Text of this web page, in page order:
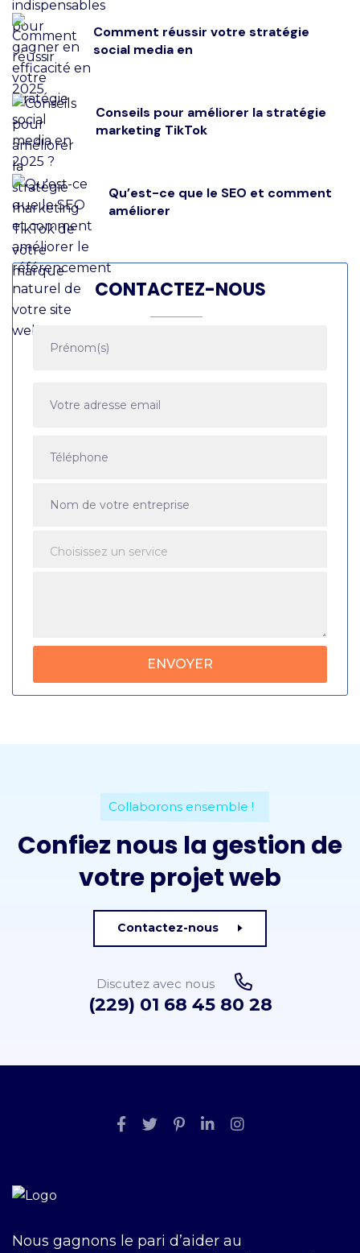
Comment réussir votre stratégie
social media en
Conseils pour améliorer la stratégie
marketing TikTok
Qu’est-ce que le SEO et comment
améliorer
CONTACTEZ-NOUS
Collaborons ensemble !
Confiez nous la gestion de
votre projet web
Contactez-nous
Discutez avec nous
(229) 01 68 45 80 28
Nous gagnons le pari d’aider au